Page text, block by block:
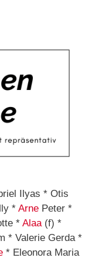
Ilyas * Otis
* Arne Peter *
* Alaa(f) *
* Valerie Gerda *
* Eleonora Maria